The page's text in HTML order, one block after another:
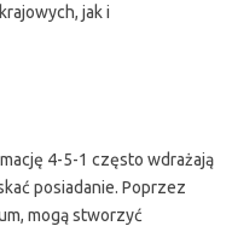
jak i
4-5-1 często wdrażają
posiadanie. Poprzez
mogą stworzyć